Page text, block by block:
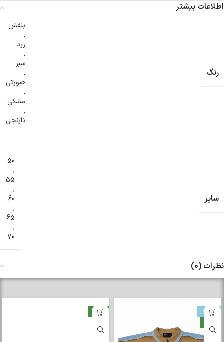
اطلاعات بیشتر
رنگ
بنفش
,
زرد
,
سبز
,
صورتی
,
مشکی
,
نارنجی
سایز
50
,
55
,
60
,
65
,
70
نظرات (0)
-33%
جدید